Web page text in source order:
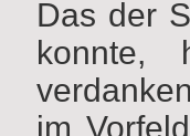
Das der
konnte,
im